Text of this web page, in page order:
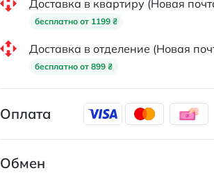
Доставка в квартиру (Новая
бесплатно от 1199 ₴
Доставка в отделение (Новая
бесплатно от 899 ₴
Оплата
Обмен